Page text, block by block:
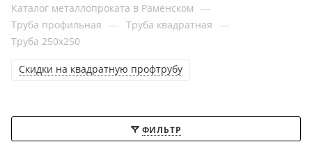
Каталог металлопроката в Раменском —
Труба профильная — Труба квадратная —
Труба 250x250
Скидки на квадратную профтрубу
ФИЛЬТР